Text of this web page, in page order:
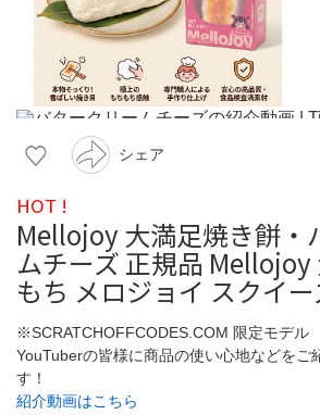
シェア
HOT !
Mellojoy 大満足焼き餅・
ムチーズ 正規品 Mellojoy
もち メロジョイ スクイ
※SCRATCHOFFCODES.COM 限定モデル
YouTuberの皆様に商品の使い心地などをご
す！
紹介動画はこちら